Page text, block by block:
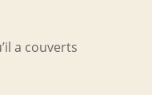
a couverts